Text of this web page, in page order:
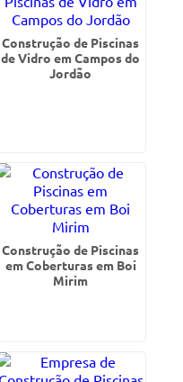
Construção de Piscinas
de Vidro em Campos do
Jordão
Construção de Piscinas
em Coberturas em Boi
Mirim